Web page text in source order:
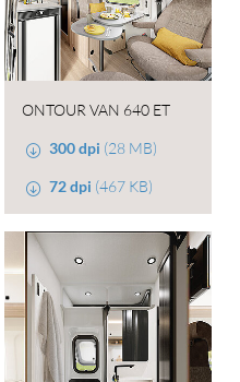
ONTOUR VAN 640 ET
300 dpi (28 MB)
72 dpi (467 KB)